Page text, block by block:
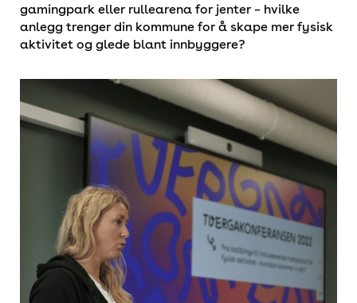
gamingpark eller rullearena for jenter – hvilke
anlegg trenger din kommune for å skape mer fysisk
aktivitet og glede blant innbyggere?